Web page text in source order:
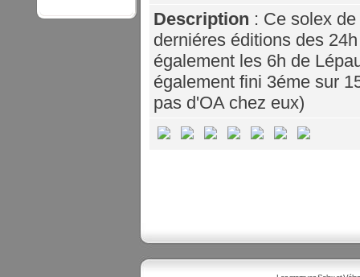
Description : Ce solex
derniéres éditions des
également les 6h de
également fini 3éme sur
pas d'OA chez eux)